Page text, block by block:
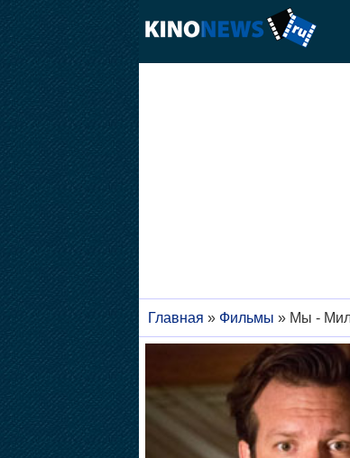
Главная » Фильмы » Мы -